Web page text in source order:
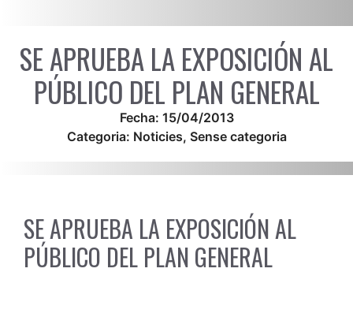
SE APRUEBA LA EXPOSICIÓN AL
PÚBLICO DEL PLAN GENERAL
Fecha: 15/04/2013
Categoria: Noticies, Sense categoria
SE APRUEBA LA EXPOSICIÓN AL
PÚBLICO DEL PLAN GENERAL